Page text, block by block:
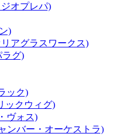
ジオプレパ)
)
リアグラスワークス)
ラグ)
ック)
ックウィグ)
ヴォス)
ンバー・オーケストラ)